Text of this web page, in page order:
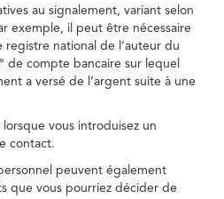
au signalement, variant selon
exemple, il peut être nécessaire
registre national de l’auteur du
de compte bancaire sur lequel
a versé de l’argent suite à une
vous introduisez un
contact.
peuvent également
que vous pourriez décider de